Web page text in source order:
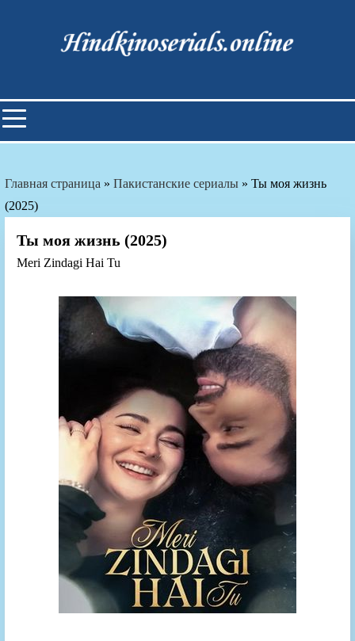
Индийские фильмы смотреть
онлайн
Главная страница » Пакистанские сериалы » Ты моя жизнь
(2025)
Ты моя жизнь (2025)
Meri Zindagi Hai Tu